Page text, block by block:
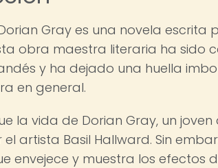
Gray es una novela
obra maestra literaria ha
y ha dejado una huella
en general.
la vida de Dorian Gray, un
artista Basil Hallward. Sin
envejece y muestra los